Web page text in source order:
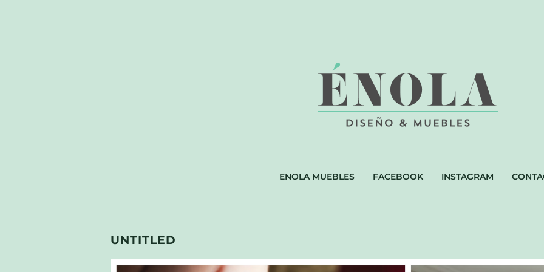
ENOLA MUEBLES FACEBOOK INSTAGRAM
UNTITLED